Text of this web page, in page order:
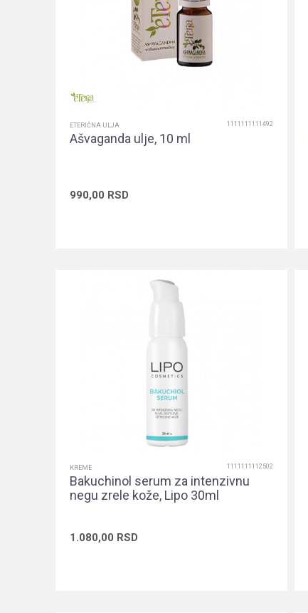
ETERIČNA ULJA 1111111111492
Ašvaganda ulje, 10 ml
990,00 RSD
KREME 1111111112502
Bakuchinol serum za intenzivnu
negu zrele kože, Lipo 30ml
1.080,00 RSD